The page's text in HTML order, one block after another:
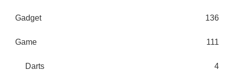
Gadget 136
Game 111
Darts 4